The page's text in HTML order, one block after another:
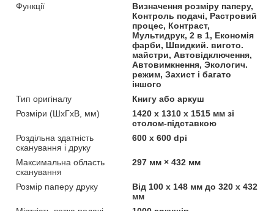
Функції
Визначення розміру паперу,
Контроль подачі, Растровий
процес, Контраст,
Мультидрук, 2 в 1, Економія
фарби, Швидкий. вигото.
майстри, Автовідключення,
Автовимкнення, Экологич.
режим, Захист і багато
іншого
Тип оригіналу
Книгу або аркуш
Розміри (ШхГхВ, мм)
1420 х 1310 х 1515 мм зі
столом-підставкою
Роздільна здатність
сканування і друку
600 х 600 dpi
Максимальна область
сканування
297 мм × 432 мм
Розмір паперу друку
Від 100 x 148 мм до 320 x 432
мм